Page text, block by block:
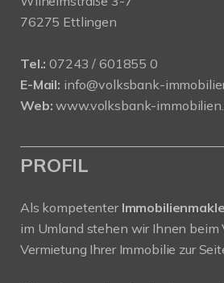
76275 Ettlingen
Tel.: 07243 / 601855 0
E-Mail: info@volksbank-
Web: www.volksbank-
PROFIL
Als kompetenter
im Umland stehen wir Ihnen beim
Vermietung Ihrer Immobilie zur